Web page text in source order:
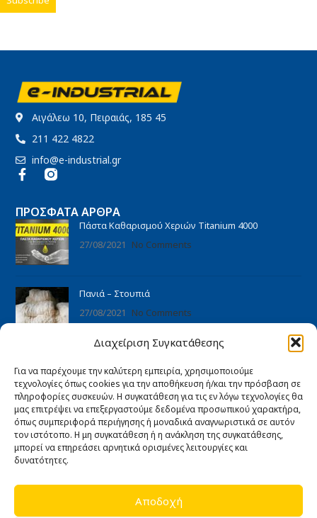
Διαχείριση Συγκατάθεσης
Για να παρέχουμε την καλύτερη εμπειρία, χρησιμοποιούμε
τεχνολογίες όπως cookies για την αποθήκευση ή/και την πρόσβαση σε
πληροφορίες συσκευών. Η συγκατάθεση για τις εν λόγω τεχνολογίες θα
μας επιτρέψει να επεξεργαστούμε δεδομένα προσωπικού χαρακτήρα,
όπως συμπεριφορά περιήγησης ή μοναδικά αναγνωριστικά σε αυτόν
τον ιστότοπο. Η μη συγκατάθεση ή η ανάκληση της συγκατάθεσης,
μπορεί να επηρεάσει αρνητικά ορισμένες λειτουργίες και
δυνατότητες.
Αποδοχή
Αιγάλεω 10, Πειραιάς, 185 45
211 422 4822
info@e-industrial.gr
ΠΡΌΣΦΑΤΑ ΆΡΘΡΑ
Πάστα Καθαρισμού Χεριών Titanium 4000
27/08/2021
No Comments
Πανιά – Στουπιά
27/08/2021
No Comments
Αρχική
Ποιοι είμαστε
Άρθρα
Επικοινωνία
Εγγύηση καλής λειτουργίας